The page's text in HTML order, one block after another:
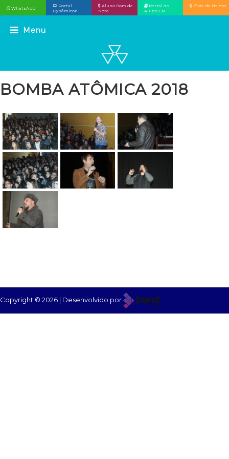
2ª via de Boleto
Portal do
Aluno EM
Aluno Bom de
Nota
Portal
Dynâmicon
WhatsApp
BOMBA ATÔMICA 2018
Copyright © 2026 | Desenvolvido por